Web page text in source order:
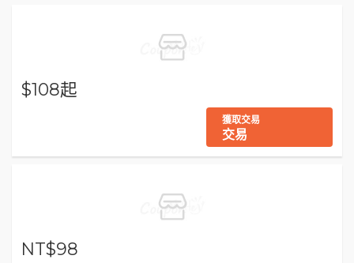
$108起
獲取交易
交易
NT$98